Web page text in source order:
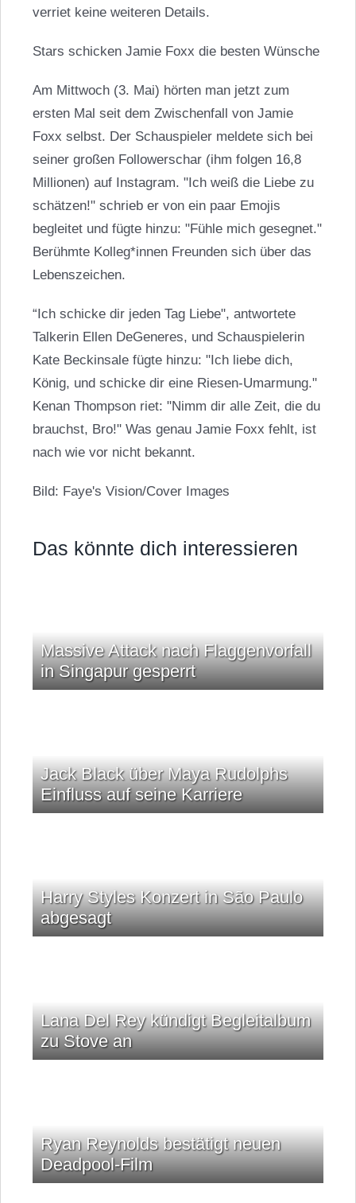
verriet keine weiteren Details.
Stars schicken Jamie Foxx die besten Wünsche
Am Mittwoch (3. Mai) hörten man jetzt zum
ersten Mal seit dem Zwischenfall von Jamie
Foxx selbst. Der Schauspieler meldete sich bei
seiner großen Followerschar (ihm folgen 16,8
Millionen) auf Instagram. "Ich weiß die Liebe zu
schätzen!" schrieb er von ein paar Emojis
begleitet und fügte hinzu: "Fühle mich gesegnet."
Berühmte Kolleg*innen Freunden sich über das
Lebenszeichen.
“Ich schicke dir jeden Tag Liebe", antwortete
Talkerin Ellen DeGeneres, und Schauspielerin
Kate Beckinsalefügte hinzu: "Ich liebe dich,
König, und schicke dir eine Riesen-Umarmung."
Kenan Thompson riet: "Nimm dir alle Zeit, die du
brauchst, Bro!" Was genau Jamie Foxx fehlt, ist
nach wie vor nicht bekannt.
Bild: Faye's Vision/Cover Images
Das könnte dich interessieren
Massive Attack nach Flaggenvorfall
in Singapur gesperrt
Jack Black über Maya Rudolphs
Einfluss auf seine Karriere
Harry Styles Konzert in São Paulo
abgesagt
Lana Del Rey kündigt Begleitalbum
zu Stove an
Ryan Reynolds bestätigt neuen
Deadpool-Film